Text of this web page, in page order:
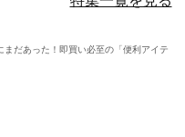
だあった！即買い必至の「便利アイテ